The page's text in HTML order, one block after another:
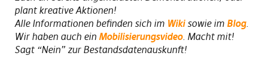
plant kreative Aktionen!
Alle Informationen befinden sich im Wikisowie im Blog.
Wir haben auch ein Mobilisierungsvideo. Macht mit!
Sagt “Nein” zur Bestandsdatenauskunft!